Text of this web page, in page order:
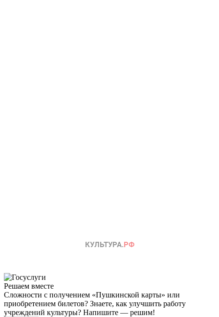
Решаем вместе
Сложности с получением «Пушкинской карты» или
приобретением билетов? Знаете, как улучшить работу
учреждений культуры? Напишите — решим!